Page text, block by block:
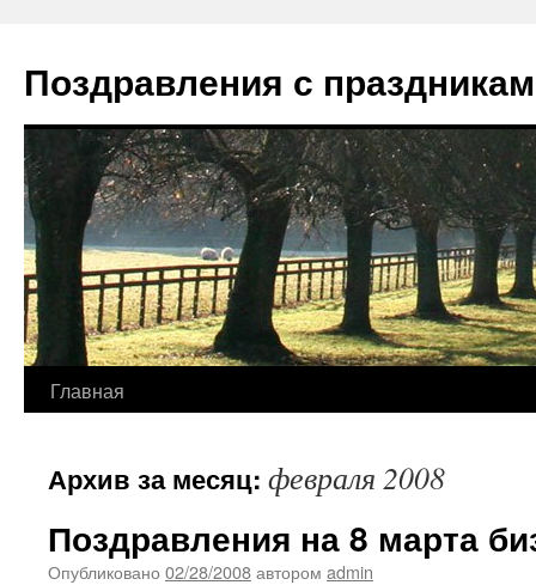
содержимому
Поздравления с
Главная
Архив за месяц: февраля 2008
Поздравления на 8 марта
Опубликовано 02/28/2008автором admin